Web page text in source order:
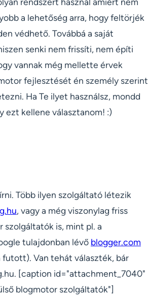
a lehetőség arra, hogy feltörjék
védhető. Továbbá a saját
senki nem frissíti, nem építi
vannak még mellette érvek
fejlesztését én személy szerint
Ha Te ilyet használsz, mondd
ezt kellene választanom! :)
Több ilyen szolgáltató létezik
, vagy a még viszonylag friss
szolgáltatók is, mint pl. a
tulajdonban lévő blogger.com
Van tehát választék, bár
[caption id="attachment_7040"
blogmotor szolgáltatók"]